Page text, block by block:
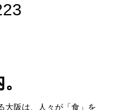
大阪は、人々が「食」を